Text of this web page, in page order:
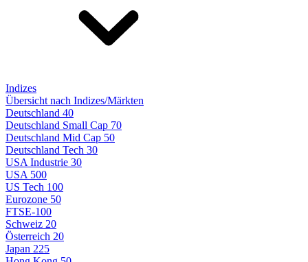
Indizes
Übersicht nach Indizes/Märkten
Deutschland 40
Deutschland Small Cap 70
Deutschland Mid Cap 50
Deutschland Tech 30
USA Industrie 30
USA 500
US Tech 100
Eurozone 50
FTSE-100
Schweiz 20
Österreich 20
Japan 225